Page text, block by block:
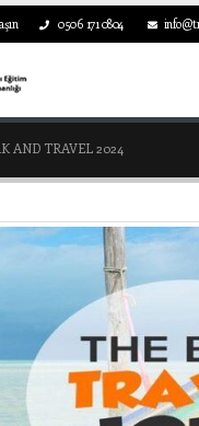
0506 171 0804
AND TRAVEL 2024